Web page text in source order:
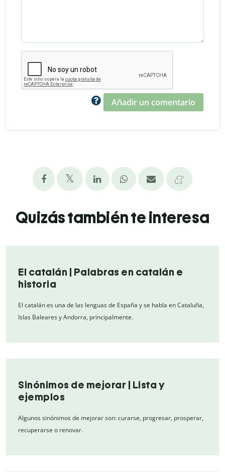
Añadir un comentario
Quizás también te interesa
El catalán | Palabras en catalán e
historia
El catalán es una de las lenguas de España y se habla en Cataluña,
Islas Baleares y Andorra, principalmente.
Sinónimos de mejorar | Lista y
ejemplos
Algunos sinónimos de mejorar son: curarse, progresar, prosperar,
recuperarse o renovar.